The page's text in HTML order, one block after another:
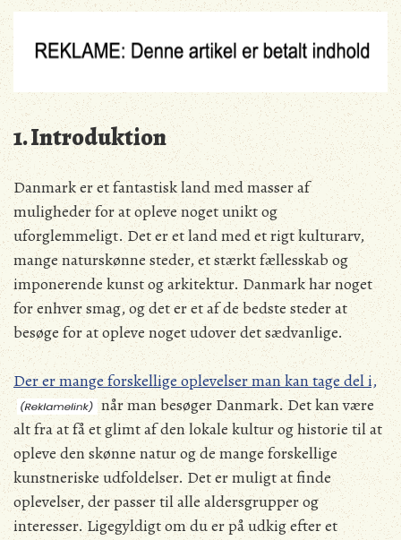
1. Introduktion
Danmark er et fantastisk land med masser af
muligheder for at opleve noget unikt og
uforglemmeligt. Det er et land med et rigt kulturarv,
mange naturskønne steder, et stærkt fællesskab og
imponerende kunst og arkitektur. Danmark har noget
for enhver smag, og det er et af de bedste steder at
besøge for at opleve noget udover det sædvanlige.
Der er mange forskellige oplevelser man kan tage del i,
når man besøger Danmark. Det kan være
alt fra at få et glimt af den lokale kultur og historie til at
opleve den skønne natur og de mange forskellige
kunstneriske udfoldelser. Det er muligt at finde
oplevelser, der passer til alle aldersgrupper og
interesser. Ligegyldigt om du er på udkig efter et